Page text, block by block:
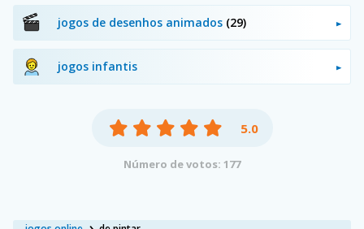
jogos de desenhos animados (29)
jogos infantis
5.0
Número de votos: 177